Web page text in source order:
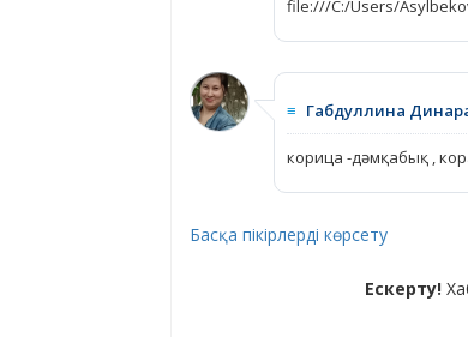
file:///C:/Users/
≡ Габдуллина
корица -дәмқабық ,
Басқа пікірлерді көрсету
Ескерту!